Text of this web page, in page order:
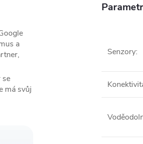
a
se
má svůj
Senzory: